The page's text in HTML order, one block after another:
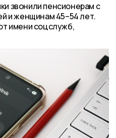
звонили пенсионерам с
и женщинам 45–54 лет.
имени соцслужб,